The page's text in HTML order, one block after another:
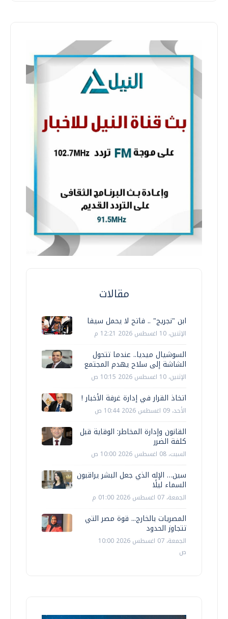
مقالات
ابن "نجريج" .. فاتح لا يحمل سيفا
الإثنين، 10 اغسطس 2026 12:21 م
السوشيال ميديا.. عندما تتحول
الشاشة إلى سلاح يهدم المجتمع
الإثنين، 10 اغسطس 2026 10:15 ص
اتخاذ القرار في إدارة غرفة الأخبار !
الأحد، 09 اغسطس 2026 10:44 ص
القانون وإدارة المخاطر: الوقاية قبل
كلفة الضرر
السبت، 08 اغسطس 2026 10:00 ص
سين… الإله الذي جعل البشر يراقبون
السماء ليلًا
الجمعة، 07 اغسطس 2026 01:00 م
المصريات بالخارج... قوة مصر التي
تتجاوز الحدود
الجمعة، 07 اغسطس 2026 10:00
ص